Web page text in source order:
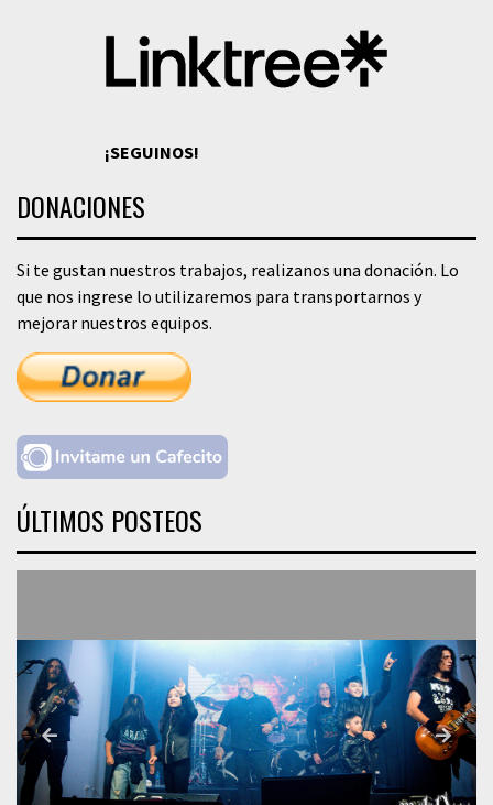
¡SEGUINOS!
DONACIONES
Si te gustan nuestros trabajos, realizanos una donación. Lo
que nos ingrese lo utilizaremos para transportarnos y
mejorar nuestros equipos.
ÚLTIMOS POSTEOS